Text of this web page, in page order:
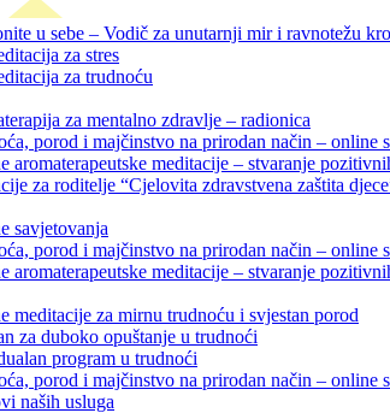
u sebe – Vodič za unutarnji mir i ravnotežu
za stres
za trudnoću
za mentalno zdravlje – radionica
porod i majčinstvo na prirodan način – online
aromaterapeutske meditacije – stvaranje
za roditelje “Cjelovita zdravstvena zaštita
savjetovanja
porod i majčinstvo na prirodan način – online
aromaterapeutske meditacije – stvaranje
meditacije za mirnu trudnoću i svjestan porod
za duboko opuštanje u trudnoći
program u trudnoći
porod i majčinstvo na prirodan način – online
naših usluga